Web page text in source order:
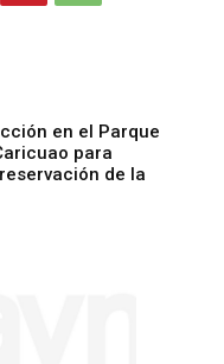
en el Parque
para
de la